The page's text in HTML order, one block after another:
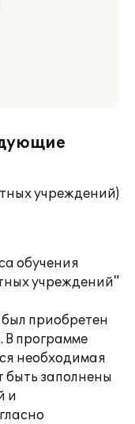
учреждений)
обучения
учреждений"
приобретен
программе
необходимая
быть заполнены
и